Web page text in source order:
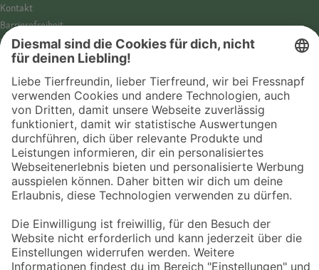
© 2026 Fressnapf Tiernahrungs GmbH
Westpreußenstraße 32-38
Kontakt
Barrierefreiheit
Impressum
Datenschutz­hinweise
Cookies
AGB
Entdecke Fressnapf
Tierversicherung
GPS-Tracker
Fressnapf Salon